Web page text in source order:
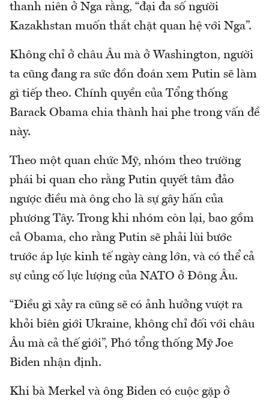
thanh niên ở Nga rằng, “đại đa số người
Kazakhstan muốn thắt chặt quan hệ với Nga”.
Không chỉ ở châu Âu mà ở Washington, người
ta cũng đang ra sức đồn đoán xem Putin sẽ làm
gì tiếp theo. Chính quyền của Tổng thống
Barack Obama chia thành hai phe trong vấn đề
này.
Theo một quan chức Mỹ, nhóm theo trường
phái bi quan cho rằng Putin quyết tâm đảo
ngược điều mà ông cho là sự gây hấn của
phương Tây. Trong khi nhóm còn lại, bao gồm
cả Obama, cho rằng Putin sẽ phải lùi bước
trước áp lực kinh tế ngày càng lớn, và có thể cả
sự củng cố lực lượng của NATO ở Đông Âu.
“Điều gì xảy ra cũng sẽ có ảnh hưởng vượt ra
khỏi biên giới Ukraine, không chỉ đối với châu
Âu mà cả thế giới”, Phó tổng thống Mỹ Joe
Biden nhận định.
Khi bà Merkel và ông Biden có cuộc gặp ở